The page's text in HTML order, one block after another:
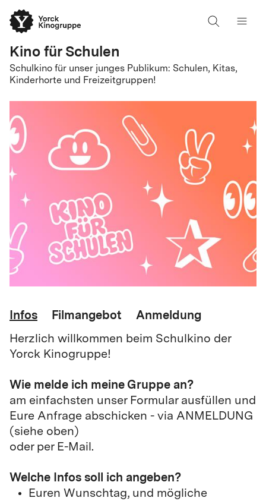
Kino für Schulen
Schulkino für unser junges Publikum: Schulen, Kitas,
Kinderhorte und Freizeitgruppen!
Infos Filmangebot Anmeldung
Herzlich willkommen beim Schulkino der
Yorck Kinogruppe!
Wie melde ich meine Gruppe an?
am einfachsten unser Formular ausfüllen und
Eure Anfrage abschicken - via ANMELDUNG
(siehe oben)
oder per E-Mail.
Welche Infos soll ich angeben?
Euren Wunschtag, und mögliche